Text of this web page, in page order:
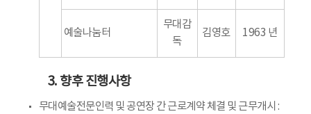
예술나눔터
무대감
독
김영호 1963 년
3. 향후 진행사항
무대예술전문인력 및 공연장 간 근로계약 체결 및 근무개시 :